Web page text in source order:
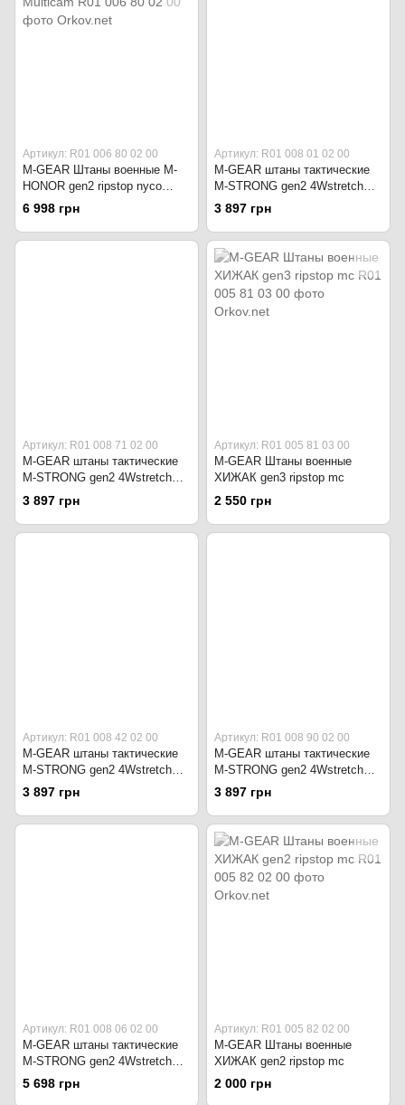
Артикул: R01 006 80 02 00
M-GEAR Штаны военные M-
HONOR gen2 ripstop nyco
Multicam
6 998 грн
Артикул: R01 008 01 02 00
M-GEAR штаны тактические
M-STRONG gen2 4Wstretch
чёрные
3 897 грн
Артикул: R01 008 71 02 00
M-GEAR штаны тактические
M-STRONG gen2 4Wstretch
серо-зелёные
3 897 грн
Артикул: R01 005 81 03 00
M-GEAR Штаны военные
ХИЖАК gen3 ripstop mc
2 550 грн
Артикул: R01 008 42 02 00
M-GEAR штаны тактические
M-STRONG gen2 4Wstretch
светло-серые
3 897 грн
Артикул: R01 008 90 02 00
M-GEAR штаны тактические
M-STRONG gen2 4Wstretch
пиксель
3 897 грн
Артикул: R01 008 06 02 00
M-GEAR штаны тактические
M-STRONG gen2 4Wstretch
койот
5 698 грн
Артикул: R01 005 82 02 00
M-GEAR Штаны военные
ХИЖАК gen2 ripstop mc
2 000 грн